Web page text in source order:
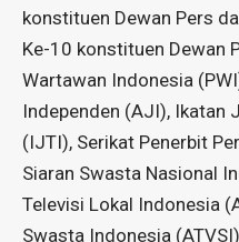
konstituen Dewan Pers
Ke-10 konstituen Dewan
Wartawan Indonesia
Independen (AJI), Ikatan
(IJTI), Serikat Penerbit
Siaran Swasta Nasional
Televisi Lokal Indonesia
Swasta Indonesia